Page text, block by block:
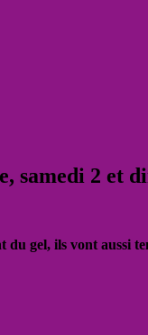
samedi 2 et
gel, ils vont aussi